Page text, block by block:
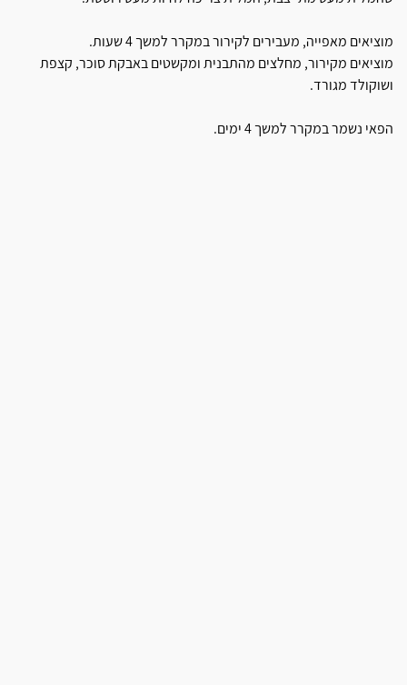
מוציאים מאפייה, מעבירים לקירור במקרר למשך 4 שעות.
מוציאים מקירור, מחלצים מהתבנית ומקשטים באבקת סוכר, קצפת
ושוקולד מגורד.
הפאי נשמר במקרר למשך 4 ימים.